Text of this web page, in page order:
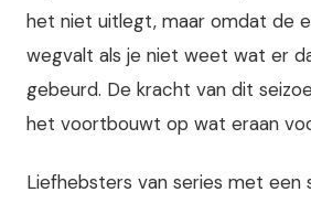
het niet uitlegt, maar omdat de
wegvalt als je niet weet wat er
gebeurd. De kracht van dit
het voortbouwt op wat eraan
Liefhebsters van series met een